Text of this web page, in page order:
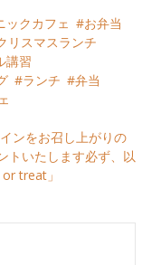
ックカフェ
お弁当
リスマスランチ
講習
ランチ
弁当
ンをお召し上がりの
トいたします必ず、以
treat」